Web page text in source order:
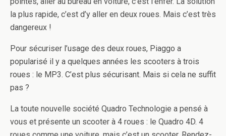
la plus rapide, c’est d’y aller en deux roues. Mais c’est très
dangereux !
Pour sécuriser l’usage des deux roues, Piaggo a
popularisé il y a quelques années les scooters à trois
roues : le MP3. C’est plus sécurisant. Mais si cela ne suffit
pas ?
La toute nouvelle société Quadro Technologie a pensé à
vous et présente un scooter à 4 roues : le Quadro 4D. 4